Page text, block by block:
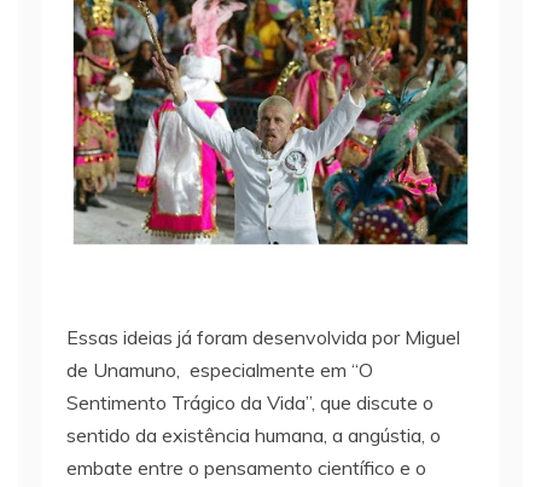
Essas ideias já foram desenvolvida por Miguel
de Unamuno, especialmente em “O
Sentimento Trágico da Vida”, que discute o
sentido da existência humana, a angústia, o
embate entre o pensamento científico e o